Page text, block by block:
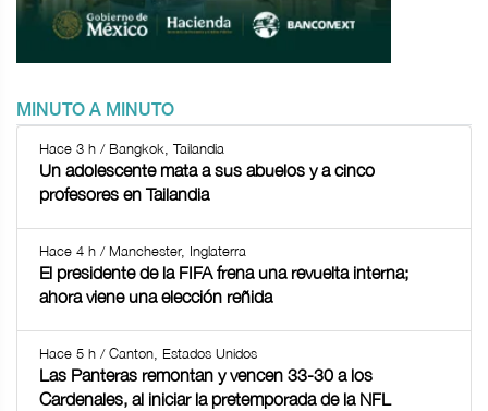
MINUTO A MINUTO
Hace 3 h / Bangkok, Tailandia
Un adolescente mata a sus abuelos y a cinco
profesores en Tailandia
Hace 4 h / Manchester, Inglaterra
El presidente de la FIFA frena una revuelta interna;
ahora viene una elección reñida
Hace 5 h / Canton, Estados Unidos
Las Panteras remontan y vencen 33-30 a los
Cardenales, al iniciar la pretemporada de la NFL